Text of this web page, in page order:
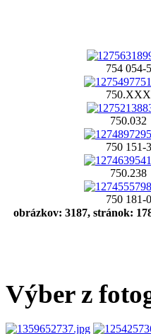
754 054-5
750.XXX
750.032
750 151-3
750.238
750 181-0
obrázkov: 3187, stránok:
Výber z